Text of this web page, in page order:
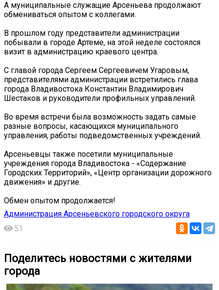
А муниципальные служащие Арсеньева продолжают
обмениваться опытом с коллегами.
В прошлом году представители администрации
побывали в городе Артеме, на этой неделе состоялся
визит в администрацию краевого центра.
С главой города Сергеем Сергеевичем Угаровым,
представителями администрации встретились глава
города Владивостока Константин Владимирович
Шестаков и руководители профильных управлений.
Во время встречи была возможность задать самые
разные вопросы, касающихся муниципального
управления, работы подведомственных учреждений.
Арсеньевцы также посетили муниципальные
учреждения города Владивостока - «Содержание
Городских Территорий», «Центр организации дорожного
движения» и другие.
Обмен опытом продолжается!
Администрация Арсеньевского городского округа
51
Поделитесь новостями с жителями
города